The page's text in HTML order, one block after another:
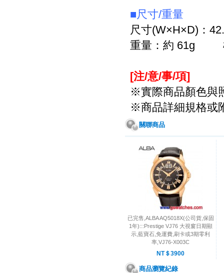
■尺寸/重量
尺寸(W×H×D)：
重量：約 61g
[注/意/事/項]
※實際商品顏色與
※商品詳細規格或
關聯商品
已完售,ALBA AQ5018X(公司貨,保固
1年):::Prestige VJ76 大視窗日期顯
示,藍寶石,免運費,刷卡或3期零利
率,VJ76-X003C
NT＄3900
商品瀏覽紀錄